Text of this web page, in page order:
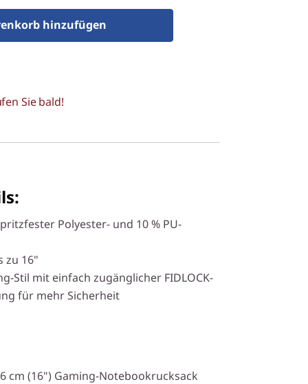
hinzufügen
Sie bald!
Polyester- und 10 % PU-
zu 16"
Stil mit einfach zugänglicher FIDLOCK-
für mehr Sicherheit
cm (16") Gaming-Notebookrucksack